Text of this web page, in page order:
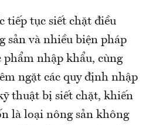
tiếp tục siết chặt điều
sản và nhiều biện pháp
nhập khẩu, cùng
ngặt các quy định nhập
thuật bị siết chặt, khiến
là loại nông sản không